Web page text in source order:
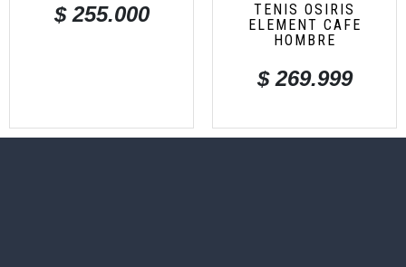
$255.000
TENIS OSIRIS
ELEMENT CAFE
HOMBRE
$269.999